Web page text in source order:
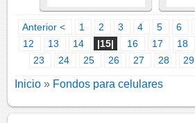
Anterior < 1 2 3 4 5 6
12
13 14 |15| 16 17 18
23
24 25 26 27 28 29
Inicio » Fondos para celulares